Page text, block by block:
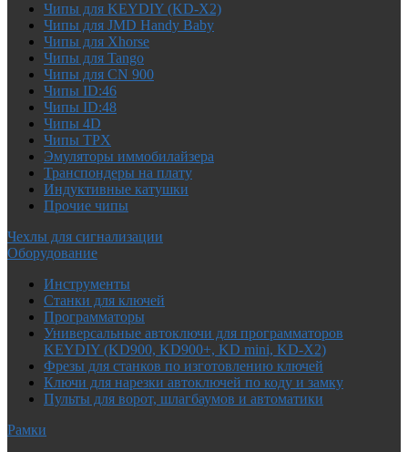
Чипы для KEYDIY (KD-X2)
Чипы для JMD Handy Baby
Чипы для Xhorse
Чипы для Tango
Чипы для CN 900
Чипы ID:46
Чипы ID:48
Чипы 4D
Чипы TPX
Эмуляторы иммобилайзера
Транспондеры на плату
Индуктивные катушки
Прочие чипы
Чехлы для сигнализации
Оборудование
Инструменты
Cтанки для ключей
Программаторы
Универсальные автоключи для программаторов
KEYDIY (KD900, KD900+, KD mini, KD-X2)
Фрезы для станков по изготовлению ключей
Ключи для нарезки автоключей по коду и замку
Пульты для ворот, шлагбаумов и автоматики
Рамки